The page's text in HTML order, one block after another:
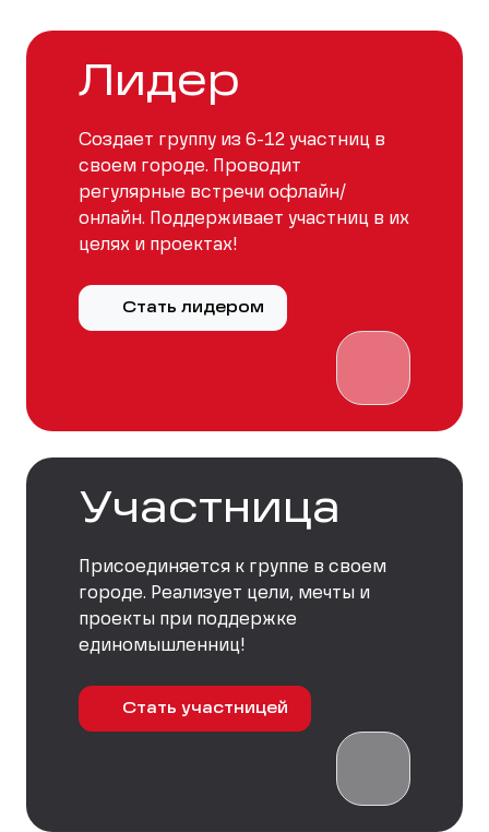
Лидер
Создает группу из 6-12 участниц в
своем городе. Проводит
регулярные встречи офлайн/
онлайн. Поддерживает участниц в их
целях и проектах!
Стать лидером
Участница
Присоединяется к группе в своем
городе. Реализует цели, мечты и
проекты при поддержке
единомышленниц!
Стать участницей